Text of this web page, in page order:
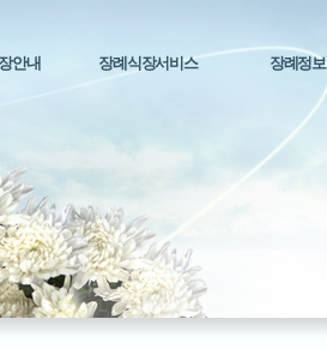
안내 장례식장서비스 장례정보